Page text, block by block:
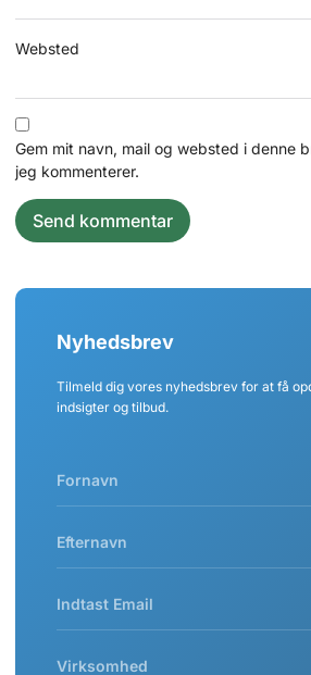
Websted
Gem mit navn, mail og websted i denne
jeg kommenterer.
Nyhedsbrev
Tilmeld dig vores nyhedsbrev for at få
indsigter og tilbud.